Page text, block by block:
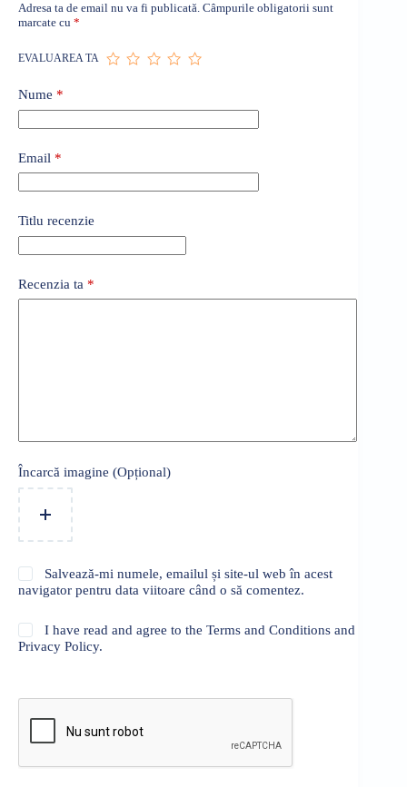
Adresa ta de email nu va fi publicată. Câmpurile obligatorii sunt
marcate cu *
EVALUAREA TA
Nume *
Email *
Titlu recenzie
Recenzia ta *
Încarcă imagine (Opțional)
Salvează-mi numele, emailul și site-ul web în acest
navigator pentru data viitoare când o să comentez.
I have read and agree to the Terms and Conditions and
Privacy Policy.